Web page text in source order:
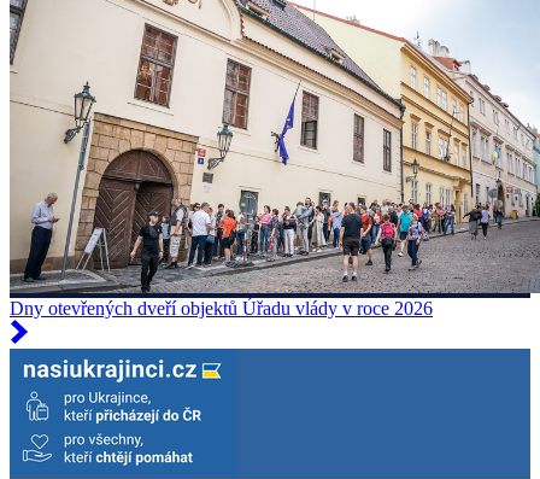
Dny otevřených dveří objektů Úřadu vlády v roce 2026